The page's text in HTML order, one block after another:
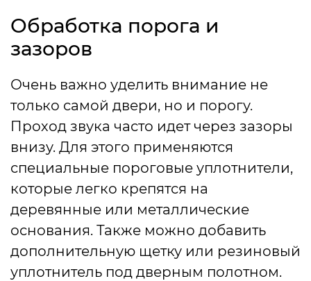
Обработка порога и
зазоров
Очень важно уделить внимание не
только самой двери, но и порогу.
Проход звука часто идет через зазоры
внизу. Для этого применяются
специальные пороговые уплотнители,
которые легко крепятся на
деревянные или металлические
основания. Также можно добавить
дополнительную щетку или резиновый
уплотнитель под дверным полотном.